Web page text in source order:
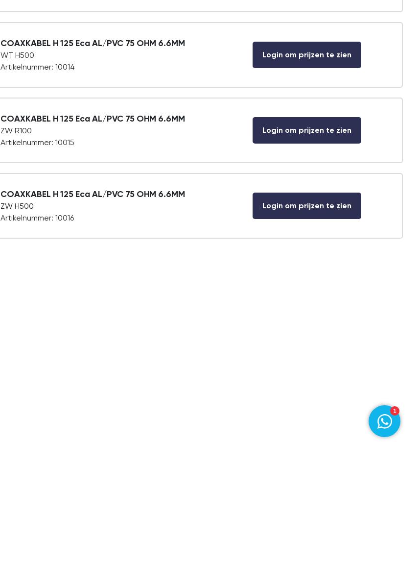
COAXKABEL H 125 Eca AL/PVC 75 OHM 6.6MM
WT H500
Artikelnummer: 10014
Login om prijzen te zien
COAXKABEL H 125 Eca AL/PVC 75 OHM 6.6MM
ZW R100
Artikelnummer: 10015
Login om prijzen te zien
COAXKABEL H 125 Eca AL/PVC 75 OHM 6.6MM
ZW H500
Artikelnummer: 10016
Login om prijzen te zien
1